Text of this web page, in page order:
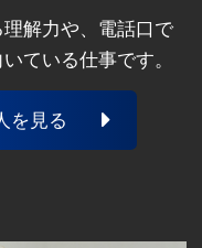
解力や、電話口で
ている仕事です。
を見る